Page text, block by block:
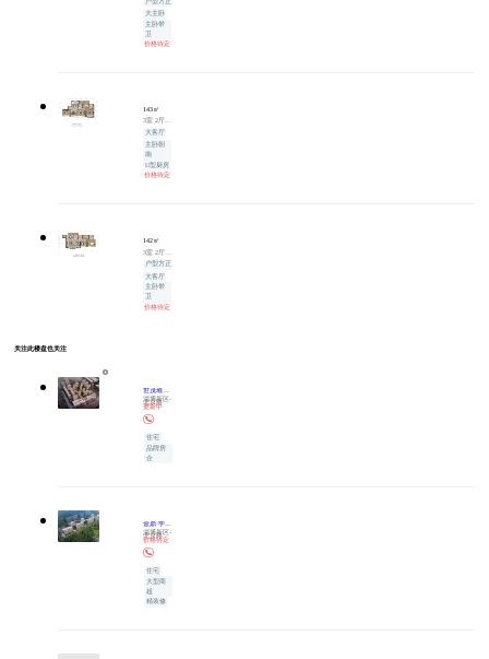
大主卧
主卧带
卫
价格待定
143㎡
3室 2厅 2卫 143㎡（建面）
大客厅
主卧朝
南
U型厨房
价格待定
142㎡
户型方正
大客厅
主卧带
卫
价格待定
关注此楼盘也关注
淄博新区-
北京路
更新中
住宅
品牌房
企
淄博新区-
北京路
价格待定
住宅
大型商
超
精装修